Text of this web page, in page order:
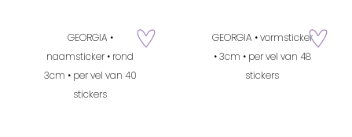
GEORGIA •
naamsticker • rond
3cm • per vel van 40
stickers
zet op verlanglijstje
GEORGIA • vormsticker
• 3cm • per vel van 48
stickers
zet op